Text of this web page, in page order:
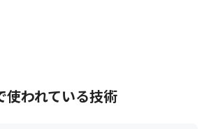
使われている技術